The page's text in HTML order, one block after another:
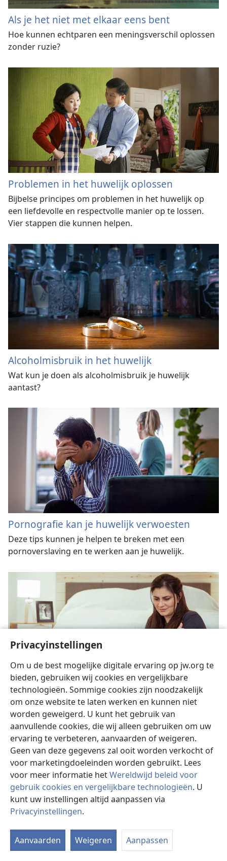
Privacyinstellingen
Om u de best mogelijke digitale ervaring op jw.org te
bieden, gebruiken wij cookies en vergelijkbare
technologieën. Sommige cookies zijn noodzakelijk
om onze website te laten werken en kunnen niet
worden geweigerd. U kunt het gebruik van
aanvullende cookies, die wij alleen gebruiken om uw
ervaring te verbeteren, aanvaarden of weigeren.
Geen van deze gegevens zal ooit worden verkocht of
voor marketingdoeleinden worden gebruikt. Lees
voor meer informatie hetWereldwijd beleid voor
gebruik cookies en vergelijkbare technologieën. U
kunt uw instellingen altijd aanpassen via
Privacyinstellingen.
Aanvaarden Weigeren Aanpassen
Als je het niet met elkaar eens bent
Hoe kunnen echtparen een meningsverschil oplossen
zonder ruzie?
Problemen in het huwelijk oplossen
Bijbelse principes om problemen in het huwelijk op
een liefdevolle en respectvolle manier op te lossen.
Vier stappen die kunnen helpen.
Alcoholmisbruik in het huwelijk
Wat kun je doen als alcoholmisbruik je huwelijk
aantast?
Pornografie kan je huwelijk verwoesten
Deze tips kunnen je helpen te breken met een
pornoverslaving en te werken aan je huwelijk.
Als je partner naar pornografie kijkt
Hoe kunnen echtgenoten proberen samen een
pornoverslaving aan te pakken en het vertrouwen in
hun huwelijk te herstellen?